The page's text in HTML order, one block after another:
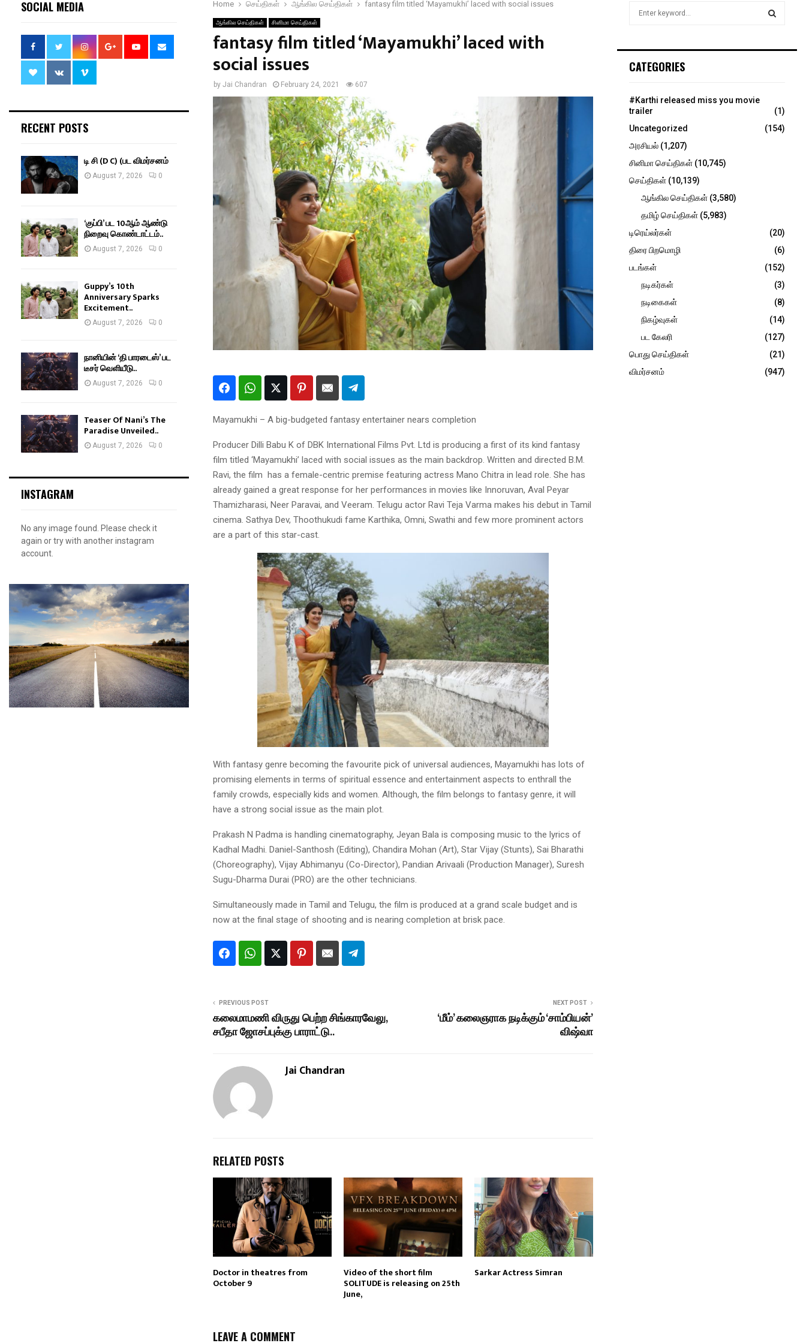
Home செய்திகள் ஆங்கில செய்திகள் fantasy film titled ‘Mayamukhi’ laced with social issues
ஆங்கில செய்திகள் சினிமா செய்திகள்
fantasy film titled ‘Mayamukhi’ laced with
social issues
by Jai Chandran February 24, 2021 607
Mayamukhi – A big-budgeted fantasy entertainer nears completion
Producer Dilli Babu K of DBK International Films Pvt. Ltd is producing a first of its kind fantasy
film titled ‘Mayamukhi’ laced with social issues as the main backdrop. Written and directed B.M.
Ravi, the film has a female-centric premise featuring actress Mano Chitra in lead role. She has
already gained a great response for her performances in movies like Innoruvan, Aval Peyar
Thamizharasi, Neer Paravai, and Veeram. Telugu actor Ravi Teja Varma makes his debut in Tamil
cinema. Sathya Dev, Thoothukudi fame Karthika, Omni, Swathi and few more prominent actors
are a part of this star-cast.
With fantasy genre becoming the favourite pick of universal audiences, Mayamukhi has lots of
promising elements in terms of spiritual essence and entertainment aspects to enthrall the
family crowds, especially kids and women. Although, the film belongs to fantasy genre, it will
have a strong social issue as the main plot.
Prakash N Padma is handling cinematography, Jeyan Bala is composing music to the lyrics of
Kadhal Madhi. Daniel-Santhosh (Editing), Chandira Mohan (Art), Star Vijay (Stunts), Sai Bharathi
(Choreography), Vijay Abhimanyu (Co-Director), Pandian Arivaali (Production Manager), Suresh
Sugu-Dharma Durai (PRO) are the other technicians.
Simultaneously made in Tamil and Telugu, the film is produced at a grand scale budget and is
now at the final stage of shooting and is nearing completion at brisk pace.
PREVIOUS POST
கலைமாமணி விருது பெற்ற சிங்காரவேலு,
சபீதா ஜோசப்புக்கு பாராட்டு..
NEXT POST
‘மீம்’ கலைஞராக நடிக்கும் ‘சாம்பியன்’
விஷ்வா
Jai Chandran
RELATED POSTS
Doctor in theatres from
October 9
Video of the short film
SOLITUDE is releasing on 25th
June,
Sarkar Actress Simran
LEAVE A COMMENT
SOCIAL MEDIA
RECENT POSTS
டி சி (D C) (பட விமர்சனம்
August 7, 2026 0
‘குப்பி’ பட 10ஆம் ஆண்டு
நிறைவு கொண்டாட்டம்..
August 7, 2026 0
Guppy’s 10th
Anniversary Sparks
Excitement..
August 7, 2026 0
நானியின் ‘தி பாரடைஸ்’ பட
டீசர் வெளியீடு..
August 7, 2026 0
Teaser Of Nani’s The
Paradise Unveiled..
August 7, 2026 0
INSTAGRAM
No any image found. Please check it
again or try with another instagram
account.
h
o
r
C
CATEGORIES
#Karthi released miss you movie
trailer
(1)
Uncategorized
(154)
அரசியல் (1,207)
சினிமா செய்திகள் (10,745)
செய்திகள் (10,139)
ஆங்கில செய்திகள் (3,580)
தமிழ் செய்திகள் (5,983)
டிரெய்லர்கள்
(20)
திரை பிறமொழி
(6)
படங்கள்
(152)
நடிகர்கள்
(3)
நடிகைகள்
(8)
நிகழ்வுகள்
(14)
பட கேலரி
(127)
பொது செய்திகள்
(21)
விமர்சனம்
(947)